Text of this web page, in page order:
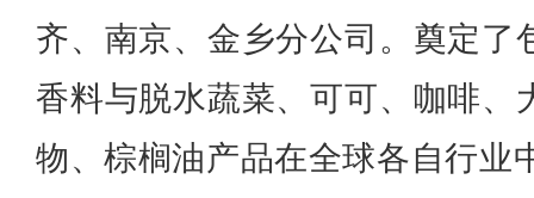
齐、南京、金乡分公司。奠定了
香料与脱水蔬菜、可可、咖啡、
物、棕榈油产品在全球各自行业